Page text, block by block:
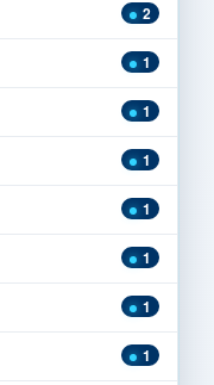
2
1
1
1
1
1
1
1